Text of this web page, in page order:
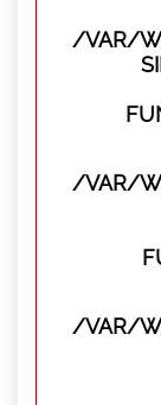
/VAR/
/VAR/
/VAR/